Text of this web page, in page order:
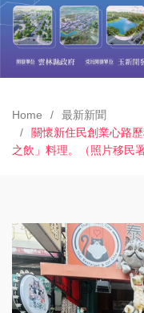
Home
最新新聞
關懷新住民創業心路
之飲」料理。（照片移